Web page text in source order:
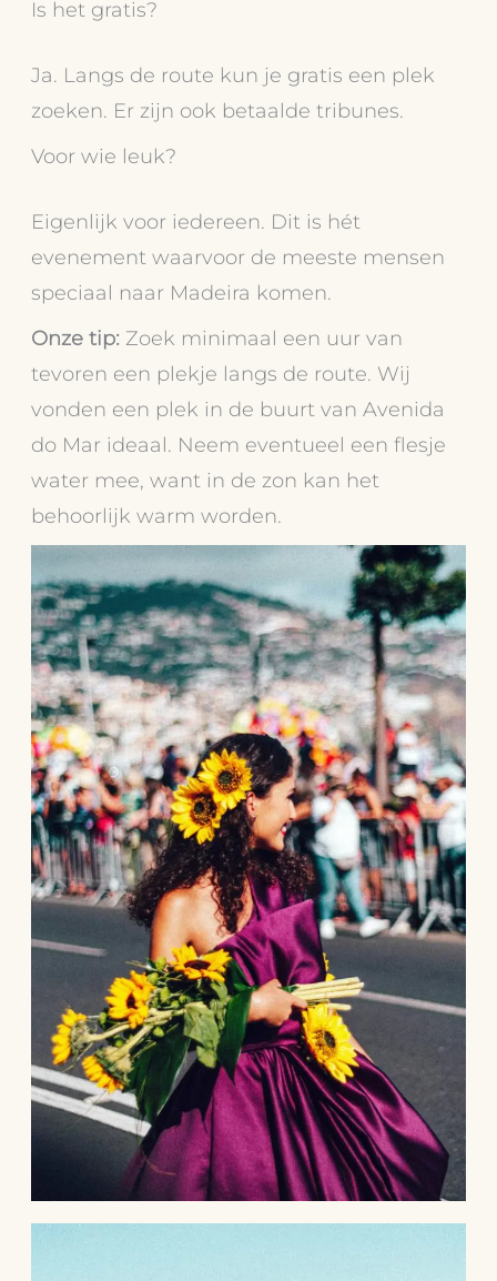
Is het gratis?
Ja. Langs de route kun je gratis een plek
zoeken. Er zijn ook betaalde tribunes.
Voor wie leuk?
Eigenlijk voor iedereen. Dit is hét
evenement waarvoor de meeste mensen
speciaal naar Madeira komen.
Onze tip: Zoek minimaal een uur van
tevoren een plekje langs de route. Wij
vonden een plek in de buurt van Avenida
do Mar ideaal. Neem eventueel een flesje
water mee, want in de zon kan het
behoorlijk warm worden.